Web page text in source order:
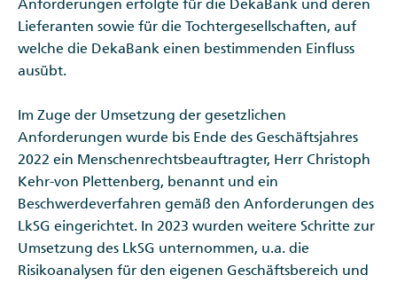
Anforderungen erfolgte für die DekaBank und deren
Lieferanten sowie für die Tochtergesellschaften, auf
welche die DekaBank einen bestimmenden Einfluss
ausübt.
Im Zuge der Umsetzung der gesetzlichen
Anforderungen wurde bis Ende des Geschäftsjahres
2022 ein Menschenrechtsbeauftragter, Herr Christoph
Kehr-von Plettenberg, benannt und ein
Beschwerdeverfahren gemäß den Anforderungen des
LkSG eingerichtet. In 2023 wurden weitere Schritte zur
Umsetzung des LkSG unternommen, u.a. die
Risikoanalysen für den eigenen Geschäftsbereich und